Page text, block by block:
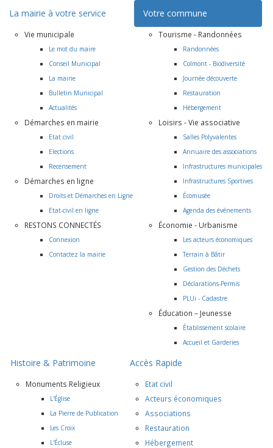
La mairie à votre service
Vie municipale
Le mot du maire
Conseil Municipal
La mairie
Bulletin Municipal
Actualités
Démarches en mairie
Etat civil
Elections
Recensement
Démarches en ligne
Droits et Démarches en Ligne
Etat-civil en ligne
RESTONS CONNECTÉS
Connexion
Contactez la mairie
Votre commune
Tourisme - Randonnées
Randonnées
Colmont - Biodiversité
Journée découverte
Restauration
Hébergement
Loisirs - Vie associative
Salles Polyvalentes
Annuaire des associations
Infrastructures municipales
Infrastructures Sportives
Écomusée
Agenda des événements
Économie - Urbanisme
Les acteurs économiques
Terrain à Bâtir
Gestion des Déchets
Déclarations-Permis
PLUi - Cadastre
Éducation – Jeunesse
Établissement scolaire
Accueil et Garderies
Histoire & Patrimoine
Monuments Religieux
L'Église
La Pierre de Publication
Les Croix
L'Écluse
Accès Rapide
Etat civil
Acteurs économiques
Associations
Restauration
Hébergement